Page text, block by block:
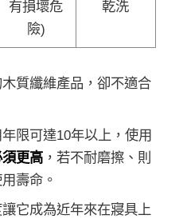
有損壞危
險)
乾洗
質纖維產品，卻不適合
限可達10年以上，使用
更高，若不耐磨擦、則
壽命。
它成為近年來在寢具上